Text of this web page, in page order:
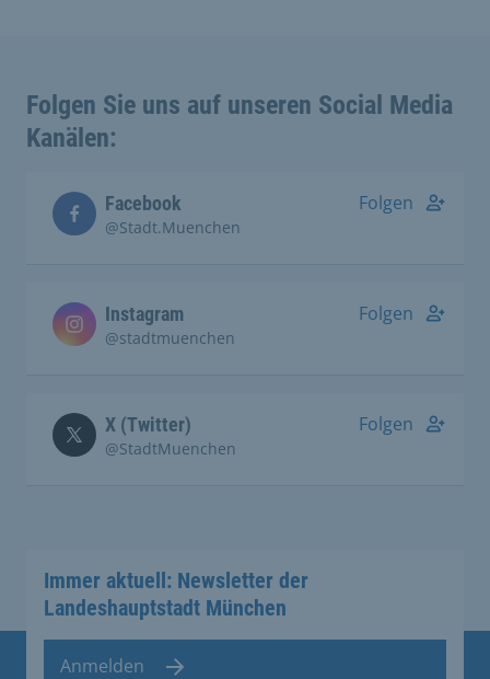
Folgen Sie uns auf unseren Social Media
Kanälen:
Facebook
@Stadt.Muenchen
Folgen
Instagram
@stadtmuenchen
Folgen
X (Twitter)
@StadtMuenchen
Folgen
Immer aktuell: Newsletter der
Landeshauptstadt München
Anmelden